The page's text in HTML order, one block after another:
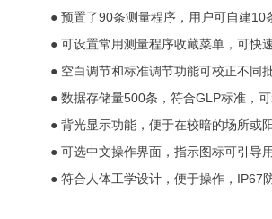
● 预置了90条测量程序，用户可自建10
● 可设置常用测量程序收藏菜单，可快
● 空白调节和标准调节功能可校正不同批
● 数据存储量500条，符合GLP标准，可
● 背光显示功能，便于在较暗的场所或阳
● 可选中文操作界面，指示图标可引导
● 符合人体工学设计，便于操作，IP67